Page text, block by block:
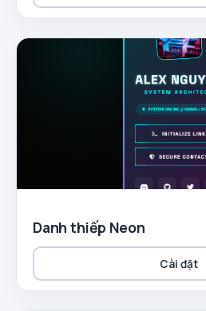
Danh thiếp Neon
Cài đặt